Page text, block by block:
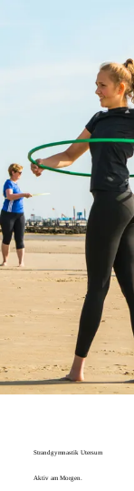
Strandgymnastik Utersum
Aktiv am Morgen.